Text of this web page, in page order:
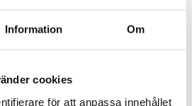
Information Om
cookies
för att anpassa innehållet